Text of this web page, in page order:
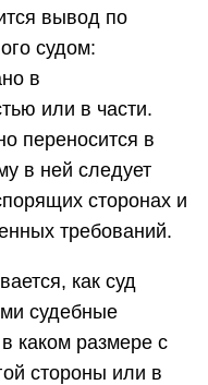
вывод по
судом:
в
или в части.
переносится в
в ней следует
сторонах и
требований.
как суд
судебные
каком размере с
стороны или в